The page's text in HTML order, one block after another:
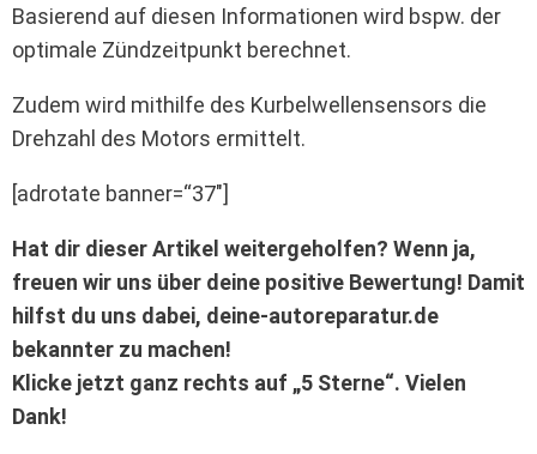
Basierend auf diesen Informationen wird bspw. der
optimale Zündzeitpunkt berechnet.
Zudem wird mithilfe des Kurbelwellensensors die
Drehzahl des Motors ermittelt.
[adrotate banner=“37″]
Hat dir dieser Artikel weitergeholfen? Wenn ja,
freuen wir uns über deine positive Bewertung! Damit
hilfst du uns dabei, deine-autoreparatur.de
bekannter zu machen!
Klicke jetzt ganz rechts auf „5 Sterne“. Vielen
Dank!